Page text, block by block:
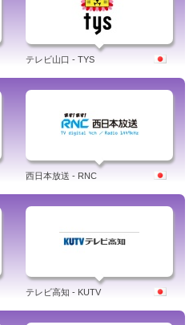
テレビ山口 - TYS
西日本放送 - RNC
テレビ高知 - KUTV